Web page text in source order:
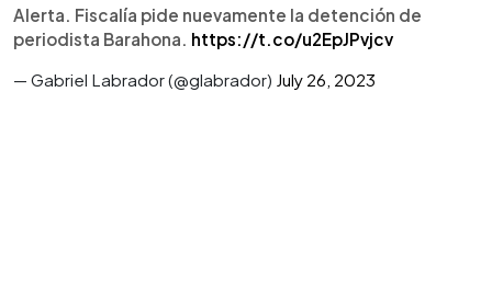
Alerta. Fiscalía pide nuevamente la detención de
periodista Barahona. https://t.co/u2EpJPvjcv
— Gabriel Labrador (@glabrador) July 26, 2023